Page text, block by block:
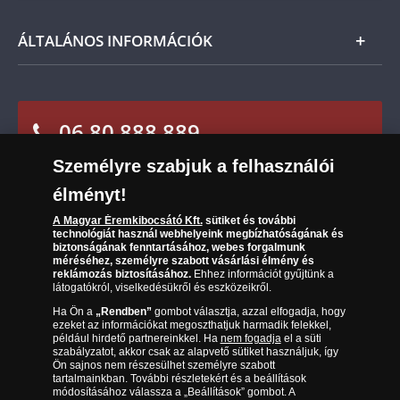
Ügyfélszolgálat
Leiratkozás a hírlevélről
ÁLTALÁNOS INFORMÁCIÓK
Sütik (cookies) használata
Süti (cookies)Beállítások
Társaságunkról
Az érmék és érmek ára és értéke
Gyakran ismételt kérdések
Adatkezelés
06 80 888 889
(díjmentesen hívható hétfőtől csütörtökig 9.00 és 17.00
óra között, péntekenként 9.00 és 15.00 óra között)
Személyre szabjuk a felhasználói
élményt!
A Magyar Éremkibocsátó Kft.sütiket és további
technológiát használ webhelyeink megbízhatóságának és
biztonságának fenntartásához, webes forgalmunk
méréséhez, személyre szabott vásárlási élmény és
reklámozás biztosításához.Ehhez információt gyűjtünk a
látogatókról, viselkedésükről és eszközeikről.
Ha Ön a „Rendben”gombot választja, azzal elfogadja, hogy
ezeket az információkat megoszthatjuk harmadik felekkel,
például hirdető partnereinkkel. Ha nem fogadjael a süti
szabályzatot, akkor csak az alapvető sütiket használjuk, így
Ön sajnos nem részesülhet személyre szabott
tartalmainkban. További részletekért és a beállítások
módosításához válassza a „Beállítások” gombot. A